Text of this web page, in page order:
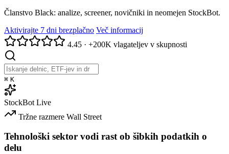
Članstvo Black: analize, screener, novičniki in neomejen StockBot.
Aktivirajte 7 dni brezplačno Več informacij
4.45 · +200K vlagateljev v skupnosti
⌘ K
StockBot Live
Tržne razmere Wall Street
Tehnološki sektor vodi rast ob šibkih podatkih o
delu